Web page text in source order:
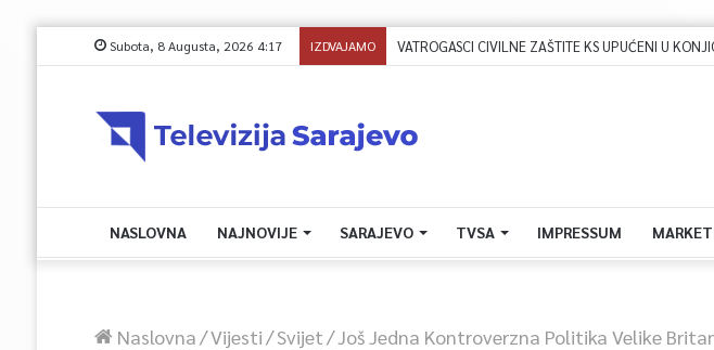
Subota, 8 Augusta, 2026 4:17 IZDVAJAMO
NASLOVNA NAJNOVIJE SARAJEVO TVSA IMPRESSUM
Naslovna/Vijesti/Svijet/Još Jedna Kontroverzna Politika Velike